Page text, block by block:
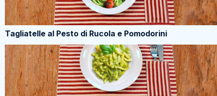
Tagliatelle al Pesto di Rucola e Pomodorini